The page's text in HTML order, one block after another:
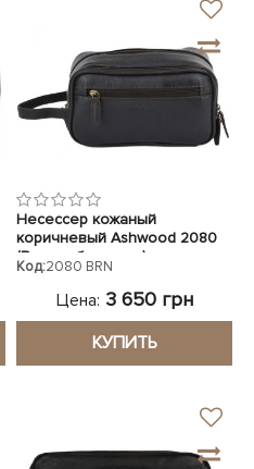
Несессер кожаный
коричневый Ashwood 2080
(Великобритания)
Код:2080 BRN
Цена: 3 650 грн
КУПИТЬ